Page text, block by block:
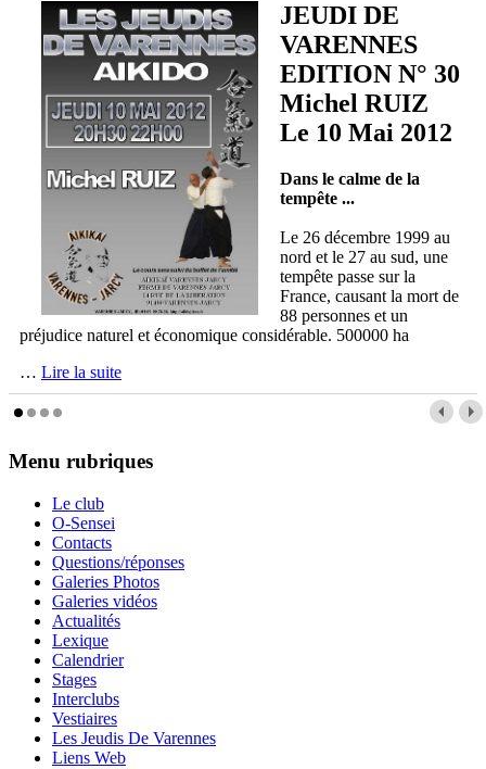
JEUDI DE
VARENNES
EDITION N° 30
Michel RUIZ
Le 10 Mai 2012
Dans le calme de la
tempête ...
Le 26 décembre 1999 au
nord et le 27 au sud, une
tempête passe sur la
France, causant la mort de
88 personnes et un
préjudice naturel et économique considérable. 500000 ha
… Lire la suite
Menu rubriques
Le club
O-Sensei
Contacts
Questions/réponses
Galeries Photos
Galeries vidéos
Actualités
Lexique
Calendrier
Stages
Interclubs
Vestiaires
Les Jeudis De Varennes
Liens Web